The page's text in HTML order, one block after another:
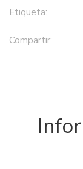
Etiqueta:
Compartir: